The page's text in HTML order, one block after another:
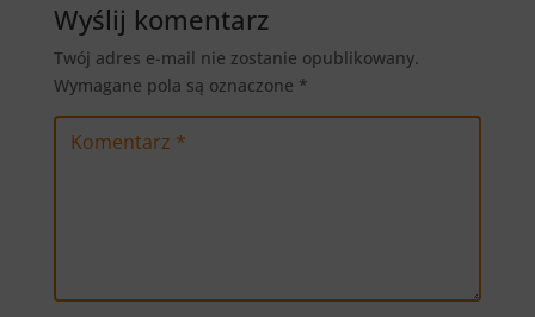
Wyślij komentarz
Twój adres e-mail nie zostanie opublikowany.
Wymagane pola są oznaczone *